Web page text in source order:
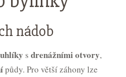
nádob
s drenážními otvory,
půdy. Pro větší záhony lze